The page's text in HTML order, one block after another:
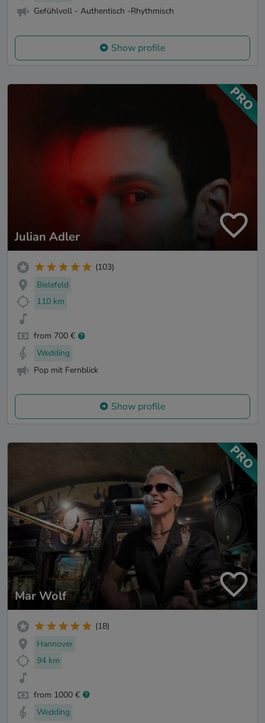
Gefühlvoll - Authentisch -Rhythmisch
Show profile
Julian Adler
(103)
Bielefeld
110 km
from 700 €
Wedding
Pop mit Fernblick
Show profile
Mar Wolf
(18)
Hannover
94 km
from 1000 €
Wedding